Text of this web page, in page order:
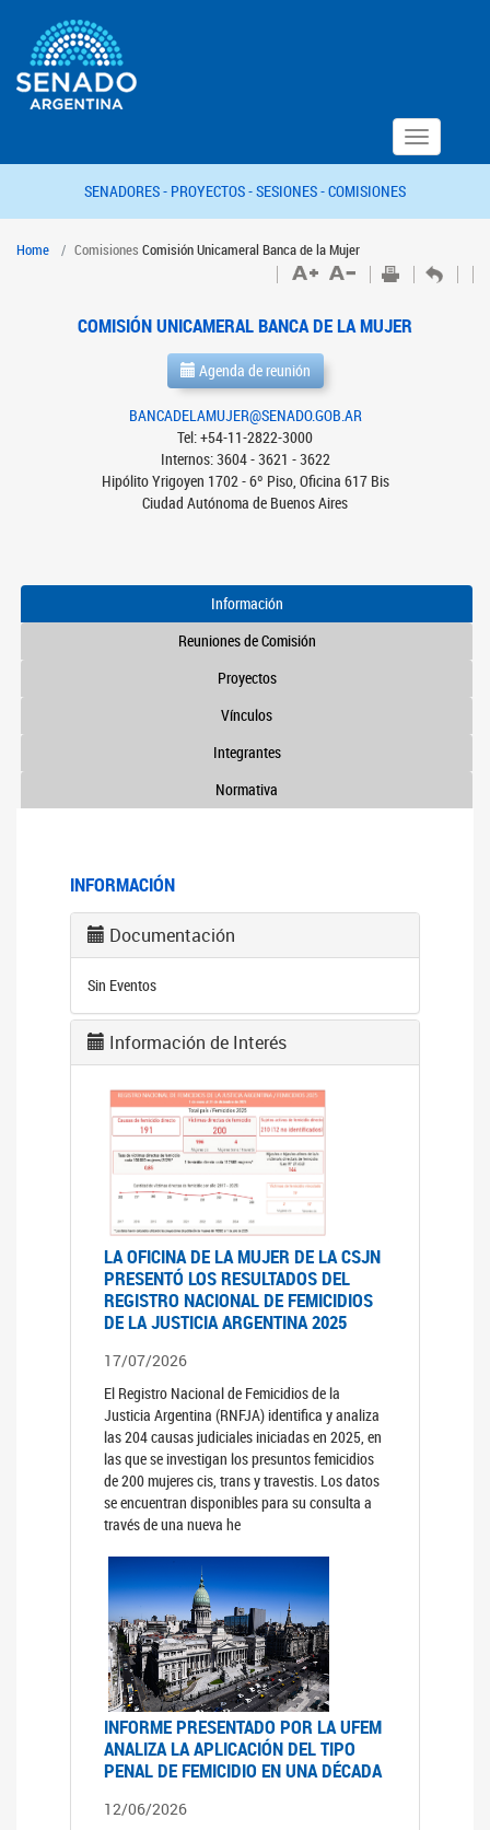
Toggle
navigation
SENADORES - PROYECTOS -SESIONES -COMISIONES
Home Comisiones Comisión Unicameral Banca de la Mujer
COMISIÓN UNICAMERAL BANCA DE LA MUJER
Agenda de reunión
BANCADELAMUJER@SENADO.GOB.AR
Tel: +54-11-2822-3000
Internos: 3604 - 3621 - 3622
Hipólito Yrigoyen 1702 - 6º Piso, Oficina 617 Bis
Ciudad Autónoma de Buenos Aires
Información
Reuniones de Comisión
Proyectos
Vínculos
Integrantes
Normativa
INFORMACIÓN
Documentación
Sin Eventos
Información de Interés
LA OFICINA DE LA MUJER DE LA CSJN
PRESENTÓ LOS RESULTADOS DEL
REGISTRO NACIONAL DE FEMICIDIOS
DE LA JUSTICIA ARGENTINA 2025
17/07/2026
El Registro Nacional de Femicidios de la
Justicia Argentina (RNFJA) identifica y analiza
las 204 causas judiciales iniciadas en 2025, en
las que se investigan los presuntos femicidios
de 200 mujeres cis, trans y travestis. Los datos
se encuentran disponibles para su consulta a
través de una nueva he
INFORME PRESENTADO POR LA UFEM
ANALIZA LA APLICACIÓN DEL TIPO
PENAL DE FEMICIDIO EN UNA DÉCADA
12/06/2026